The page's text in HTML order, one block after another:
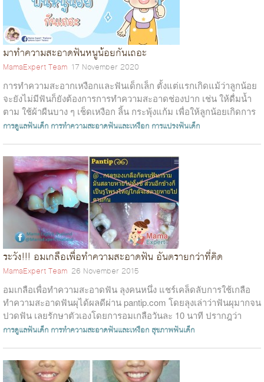
มาทำความสะอาดฟันหนูน้อยกันเถอะ
MamaExpert Team 17 November 2020
การทำความสะอากเหงือกและฟันเด็กเล็ก ตั้งแต่แรกเกิดแม้ว่าลูกน้อย
จะยังไม่มีฟันก็ยังต้องการการทำความสะอาดช่องปาก เช่น ให้ดื่มน้ำ
ตาม ใช้ผ้าผืนบาง ๆ เช็ดเหงือก ลิ้น กระพุ้งแก้ม เพื่อให้ลูกน้อยเกิดการ
ชินก...
การดูแลฟันเด็ก การทำความสะอาดฟันและเหงือก การแปรงฟันเด็ก
ระวัง!!! อมเกลือเพื่อทำความสะอาดฟัน อันตรายกว่าที่คิด
MamaExpert Team 26 November 2015
อมเกลือเพื่อทำความสะอาดฟัน ลุงคนหนึ่ง แชร์เคล็ดลับการใช้เกลือ
ทำความสะอาดฟันผุได้ผลดีผ่าน pantip.com โดยลุงเล่าว่าฟันผุมากจน
ปวดฟัน เลยรักษาตัวเองโดยการอมเกลือวันละ 10 นาที ปรากฎว่า
อาการปวดมากเริ...
การดูแลฟันเด็ก การทำความสะอาดฟันและเหงือก สุขภาพฟันเด็ก